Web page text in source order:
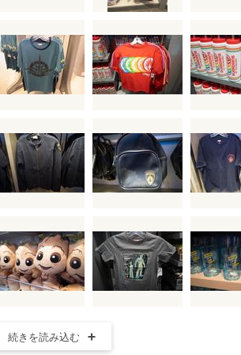
続きを読み込む